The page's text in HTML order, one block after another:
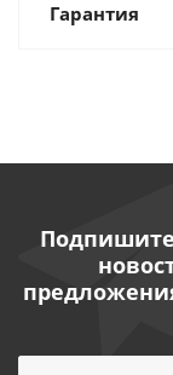
Гарантия